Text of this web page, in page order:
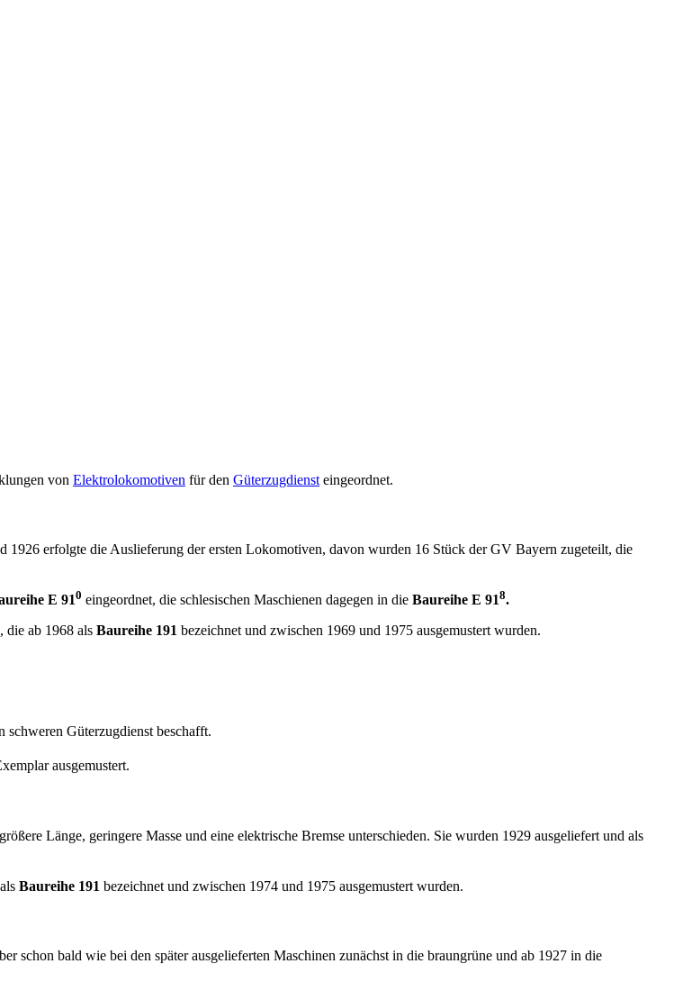
von Elektrolokomotiven für den Güterzugdienst eingeordnet.
1926 erfolgte die Auslieferung der ersten Lokomotiven, davon wurden 16 Stück der GV Bayern zugeteilt, die
E 910 eingeordnet, die schlesischen Maschienen dagegen in die Baureihe E 918.
die ab 1968 als Baureihe 191 bezeichnet und zwischen 1969 und 1975 ausgemustert wurden.
schweren Güterzugdienst beschafft.
ausgemustert.
Länge, geringere Masse und eine elektrische Bremse unterschieden. Sie wurden 1929 ausgeliefert und als
Baureihe 191 bezeichnet und zwischen 1974 und 1975 ausgemustert wurden.
schon bald wie bei den später ausgelieferten Maschinen zunächst in die braungrüne und ab 1927 in die